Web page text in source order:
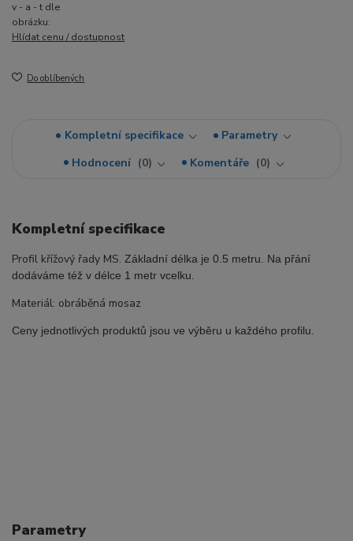
v - a - t dle
obrázku:
Hlídat cenu / dostupnost
Do oblíbených
Kompletní specifikace
Parametry
Hodnocení
0 Komentáře 0
Kompletní specifikace
Profil křížový řady MS. Základní délka je 0.5 metru. Na přání
dodáváme též v délce 1 metr vcelku.
Materiál: obráběná mosaz
Ceny jednotlivých produktů jsou ve výběru u každého profilu.
Parametry